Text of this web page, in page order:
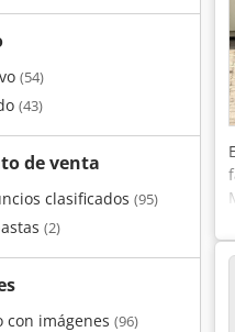
(54)
(43)
de venta
clasificados (95)
(2)
con imágenes (96)